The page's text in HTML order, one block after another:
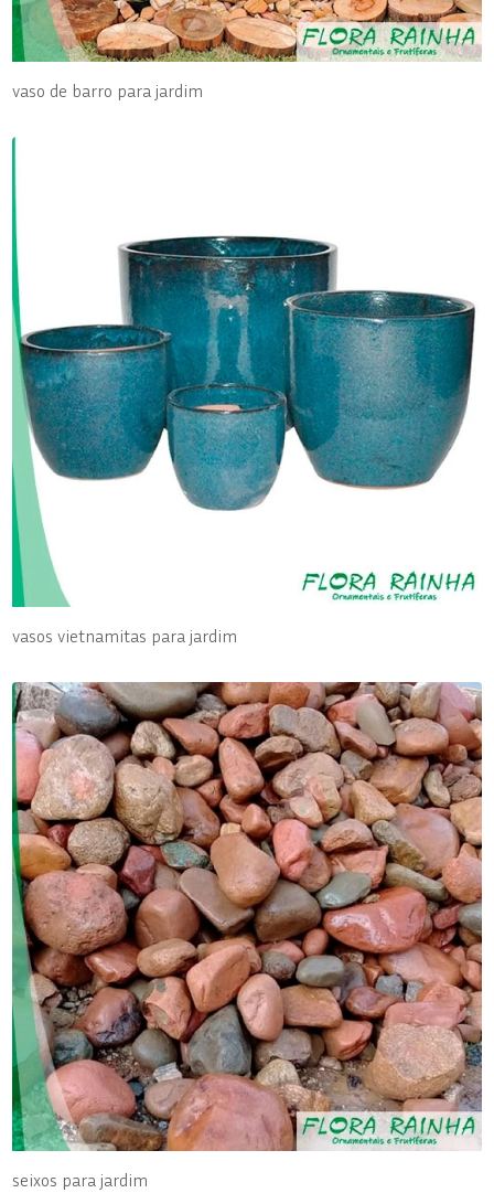
vaso de barro para jardim
vasos vietnamitas para jardim
seixos para jardim